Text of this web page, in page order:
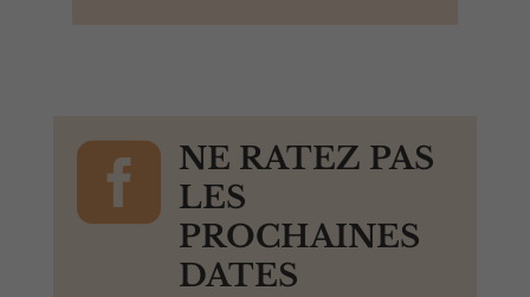

NE RATEZ PAS
LES
PROCHAINES
DATES